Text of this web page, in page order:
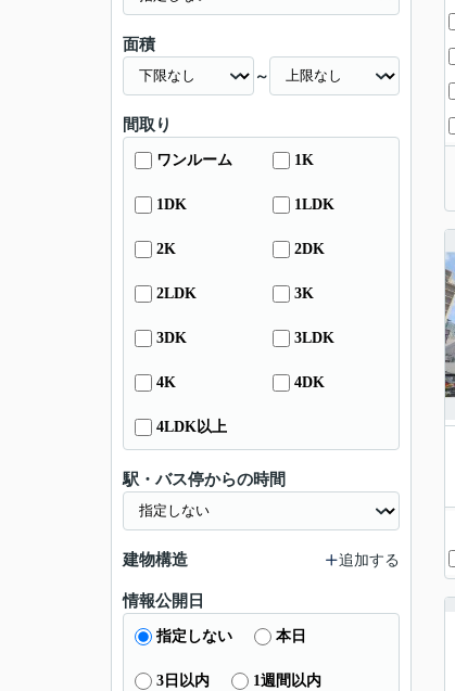
面積
～
間取り
ワンルーム 1K
1DK 1LDK
2K 2DK
2LDK 3K
3DK 3LDK
4K 4DK
4LDK以上
駅・バス停からの時間
建物構造 追加する
情報公開日
指定しない 本日
3日以内 1週間以内